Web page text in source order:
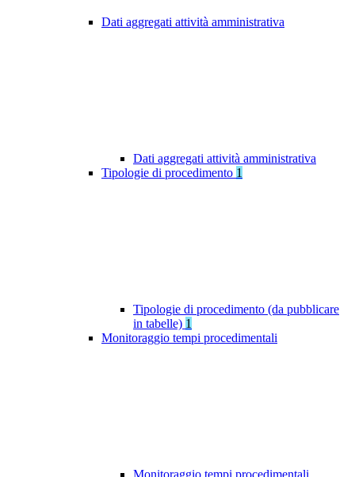
Dati aggregati attività amministrativa
Dati aggregati attività amministrativa
Tipologie di procedimento 1
Tipologie di procedimento (da pubblicare
in tabelle) 1
Monitoraggio tempi procedimentali